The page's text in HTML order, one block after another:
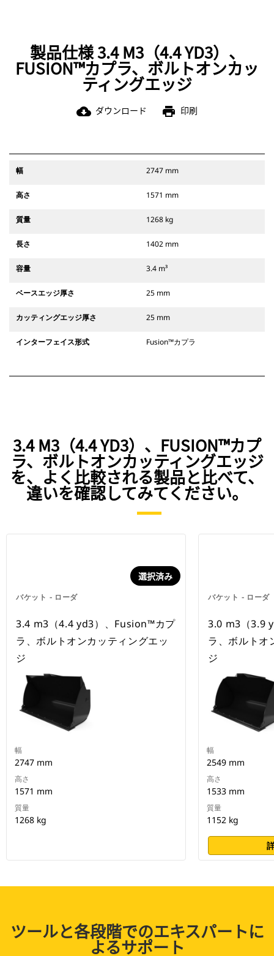
製品仕様 3.4 M3（4.4 YD3）、
FUSION™カプラ、ボルトオンカッ
ティングエッジ
cloud_download ダウンロード print 印刷
幅 2747 mm
高さ 1571 mm
質量 1268 kg
長さ 1402 mm
容量 3.4 m³
ベースエッジ厚さ 25 mm
カッティングエッジ厚さ 25 mm
インターフェイス形式 Fusion™カプラ
3.4 M3（4.4 YD3）、FUSION™カプ
ラ、ボルトオンカッティングエッジ
を、よく比較される製品と比べて、
違いを確認してみてください。
バケット - ローダ
選択済み
3.4 m3（4.4 yd3）、Fusion™カプ
ラ、ボルトオンカッティングエッ
ジ
幅
2747 mm
高さ
1571 mm
質量
1268 kg
バケット - ローダ
3.0 m3（3.9
ラ、ボルトオ
ジ
幅
2549 mm
高さ
1533 mm
質量
1152 kg
ツールと各段階でのエキスパートに
よるサポート